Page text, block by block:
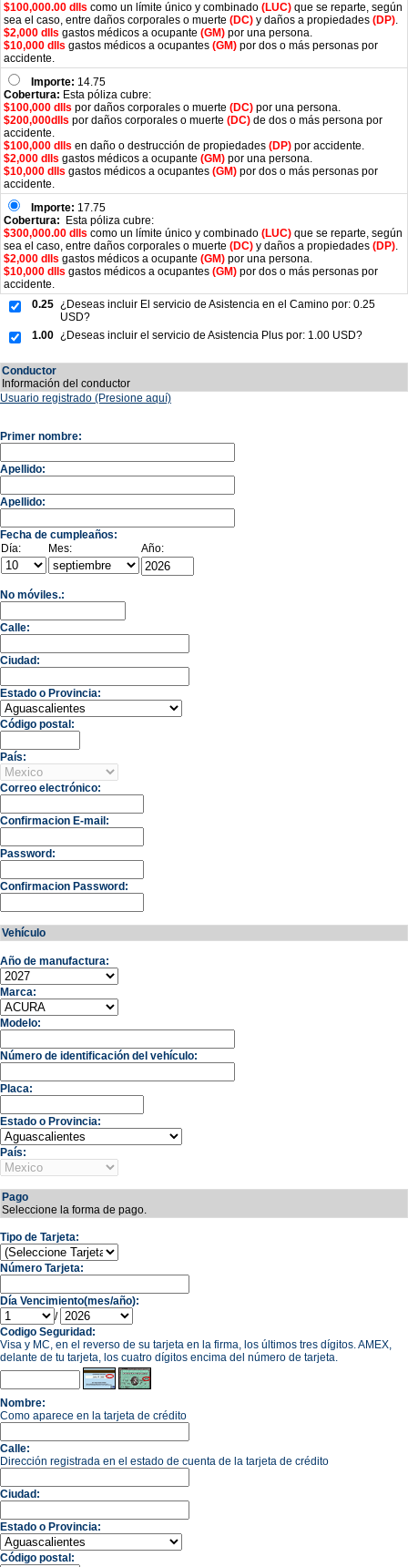
$100,000.00 dlls como un límite único y combinado (LUC) que se reparte, según
sea el caso, entre daños corporales o muerte (DC) y daños a propiedades (DP).
$2,000 dlls gastos médicos a ocupante (GM) por una persona.
$10,000 dlls gastos médicos a ocupantes (GM) por dos o más personas por
accidente.
Importe: 14.75
Cobertura: Esta póliza cubre:
$100,000 dlls por daños corporales o muerte (DC) por una persona.
$200,000dlls por daños corporales o muerte (DC) de dos o más persona por
accidente.
$100,000 dlls en daño o destrucción de propiedades (DP) por accidente.
$2,000 dlls gastos médicos a ocupante (GM) por una persona.
$10,000 dlls gastos médicos a ocupantes (GM) por dos o más personas por
accidente.
Importe: 17.75
Cobertura: Esta póliza cubre:
$300,000.00 dlls como un límite único y combinado (LUC) que se reparte, según
sea el caso, entre daños corporales o muerte (DC) y daños a propiedades (DP).
$2,000 dlls gastos médicos a ocupante (GM) por una persona.
$10,000 dlls gastos médicos a ocupantes (GM) por dos o más personas por
accidente.
0.25 ¿Deseas incluir El servicio de Asistencia en el Camino por: 0.25
USD?
1.00 ¿Deseas incluir el servicio de Asistencia Plus por: 1.00 USD?
Conductor
Información del conductor
Usuario registrado (Presione aquí)
Primer nombre:
Apellido:
Apellido:
Fecha de cumpleaños:
Día:
Mes: Año:
No móviles.:
Calle:
Ciudad:
Estado o Provincia:
Código postal:
País:
Correo electrónico:
Confirmacion E-mail:
Password:
Confirmacion Password:
Vehículo
Año de manufactura:
Marca:
Modelo:
Número de identificación del vehículo:
Placa:
Estado o Provincia:
País:
Pago
Seleccione la forma de pago.
Tipo de Tarjeta:
Número Tarjeta:
Día Vencimiento(mes/año):
/
Codigo Seguridad:
Visa y MC, en el reverso de su tarjeta en la firma, los últimos tres dígitos. AMEX,
delante de tu tarjeta, los cuatro dígitos encima del número de tarjeta.
Nombre:
Como aparece en la tarjeta de crédito
Calle:
Dirección registrada en el estado de cuenta de la tarjeta de crédito
Ciudad:
Estado o Provincia:
Código postal: